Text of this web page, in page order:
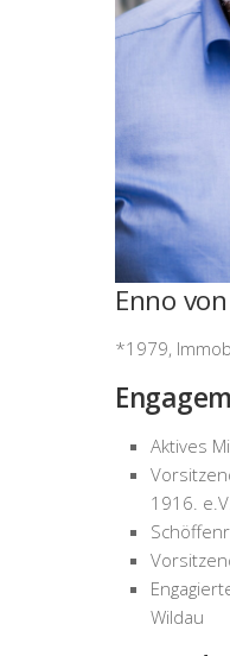
Enno
*1979,
Aktives
1916. e.V.
Wildau